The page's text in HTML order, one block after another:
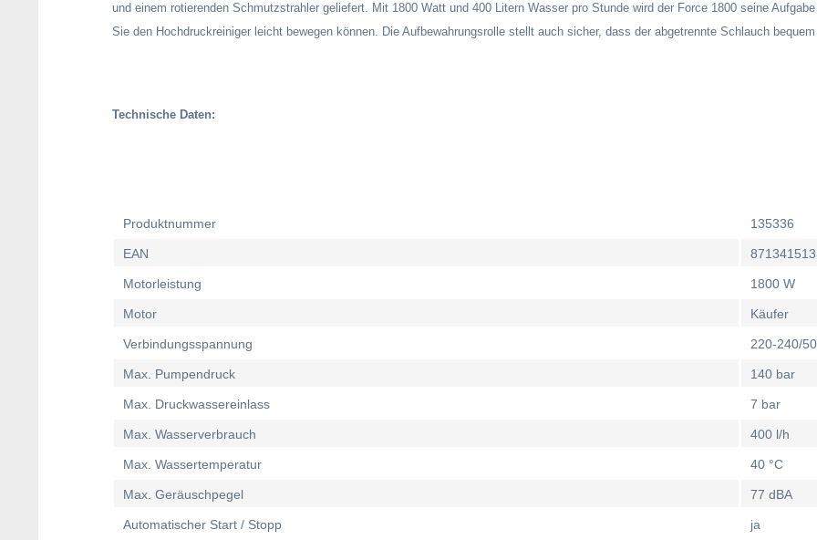
und einem rotierenden Schmutzstrahler geliefert. Mit 1800 Watt und 400 Litern Wasser pro Stunde wird der Force 1800 seine
Sie den Hochdruckreiniger leicht bewegen können. Die Aufbewahrungsrolle stellt auch sicher, dass der abgetrennte Schlauch
Technische Daten:
Produktnummer 135336
EAN
Motorleistung 1800 W
Motor Käufer
Verbindungsspannung 220-240/
Max. Pumpendruck 140 bar
Max. Druckwassereinlass 7 bar
Max. Wasserverbrauch 400 l/h
Max. Wassertemperatur 40 °C
Max. Geräuschpegel 77 dBA
Automatischer Start / Stopp ja